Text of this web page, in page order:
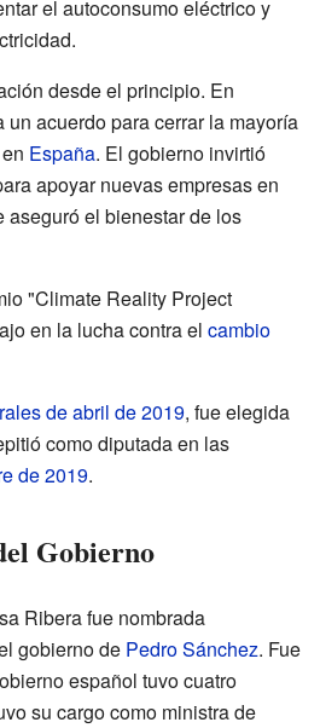
el autoconsumo eléctrico y
desde el principio. En
acuerdo para cerrar la mayoría
España. El gobierno invirtió
apoyar nuevas empresas en
aseguró el bienestar de los
"Climate Reality Project
en la lucha contra el cambio
de abril de 2019, fue elegida
como diputada en las
de 2019.
Gobierno
Ribera fue nombrada
gobierno de Pedro Sánchez. Fue
español tuvo cuatro
su cargo como ministra de